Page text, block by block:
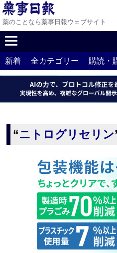
薬のことなら薬事日報ウェブサイト
新着 全カテゴリー 購読・
“ニトログリセリン